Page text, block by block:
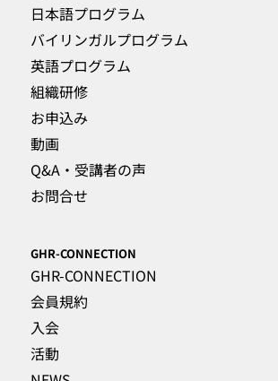
日本語プログラム
バイリンガルプログラム
英語プログラム
組織研修
お申込み
動画
Q&A・受講者の声
お問合せ
GHR-CONNECTION
GHR-CONNECTION
会員規約
入会
活動